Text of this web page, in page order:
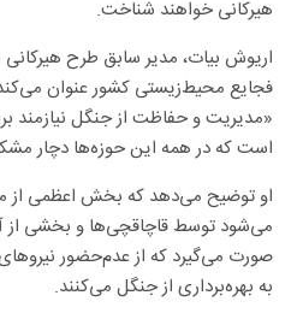
هیرکانی خواهند شناخت.
اریوش بیات، مدیر سابق طرح
فجایع محیط‌زیستی کشور عنوان
«مدیریت و حفاظت از جنگل نیازمند
است که در همه این حوزه‌ها دچار
او توضیح می‌دهد که بخش اعظمی از
می‌شود توسط قاچاقچی‌ها و بخشی از
صورت می‌گیرد که از عدم‌حضور
به بهره‌برداری از جنگل می‌کنند.